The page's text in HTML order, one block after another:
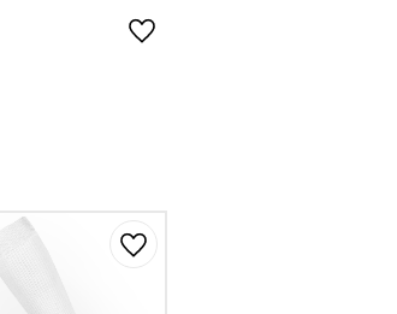
Lägg till i favoriter
Lägg till i favoriter